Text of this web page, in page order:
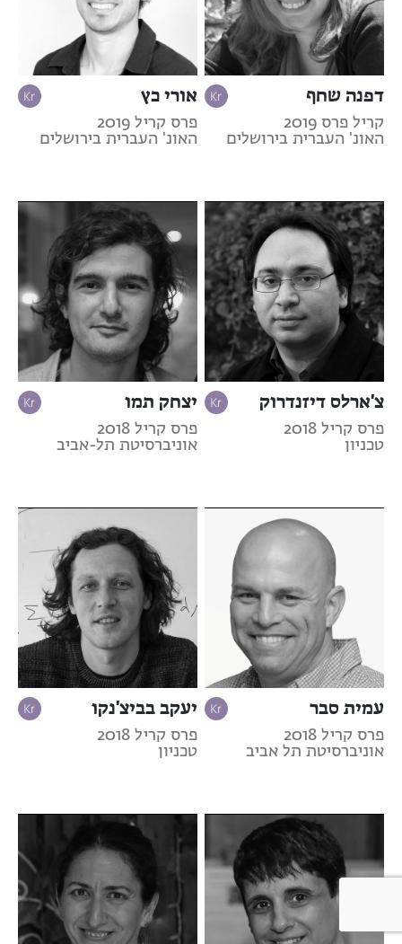
דפנה שחף
קריל פרס 2019
האונ' העברית בירושלים
אורי כץ
פרס קריל 2019
האונ' העברית בירושלים
צ'ארלס דיזנדרוק
פרס קריל 2018
טכניון
יצחק תמו
פרס קריל 2018
אוניברסיטת תל-אביב
עמית סבר
פרס קריל 2018
אוניברסיטת תל אביב
יעקב בביצ'נקו
פרס קריל 2018
טכניון